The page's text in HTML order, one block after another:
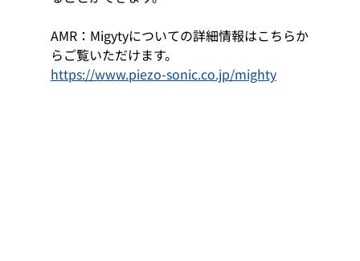
AMR：Migytyについての詳細情報はこちらか
らご覧いただけます。
https://www.piezo-sonic.co.jp/mighty